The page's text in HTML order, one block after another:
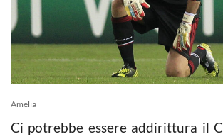
Amelia
Ci potrebbe essere addirittura il